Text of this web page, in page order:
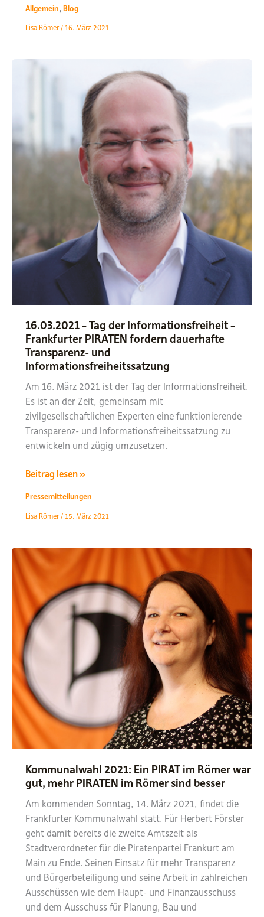
Tag
der
–
Zwischen
Sachen
Allgemein,Blog
Lisa Römer/ 16. März 2021
16.03.2021 – Tag der Informationsfreiheit –
Frankfurter PIRATEN fordern dauerhafte
Transparenz- und
Informationsfreiheitssatzung
Am 16. März 2021 ist der Tag der Informationsfreiheit.
Es ist an der Zeit, gemeinsam mit
zivilgesellschaftlichen Experten eine funktionierende
Transparenz- und Informationsfreiheitssatzung zu
entwickeln und zügig umzusetzen.
16.03.2021
Tag
der
–
Frankfurter
PIRATEN
fordern
dauerhafte
Transparenz-
und
Informationsfreiheitssatzung
Beitrag lesen »
Pressemitteilungen
Lisa Römer/ 15. März 2021
Kommunalwahl 2021: Ein PIRAT im Römer war
gut, mehr PIRATEN im Römer sind besser
Am kommenden Sonntag, 14. März 2021, findet die
Frankfurter Kommunalwahl statt. Für Herbert Förster
geht damit bereits die zweite Amtszeit als
Stadtverordneter für die Piratenpartei Frankurt am
Main zu Ende. Seinen Einsatz für mehr Transparenz
und Bürgerbeteiligung und seine Arbeit in zahlreichen
Ausschüssen wie dem Haupt- und Finanzausschuss
und dem Ausschuss für Planung, Bau und